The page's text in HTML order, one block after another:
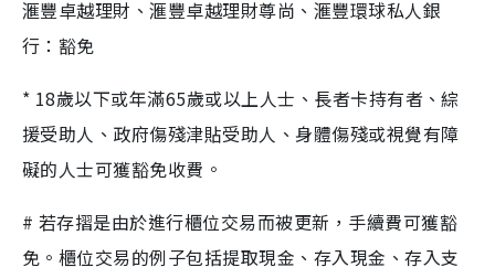
滙豐卓越理財、滙豐卓越理財尊尚、滙豐環球私人銀
行：豁免
* 18歲以下或年滿65歲或以上人士、長者卡持有者、綜
援受助人、政府傷殘津貼受助人、身體傷殘或視覺有障
礙的人士可獲豁免收費。
# 若存摺是由於進行櫃位交易而被更新，手續費可獲豁
免。櫃位交易的例子包括提取現金、存入現金、存入支